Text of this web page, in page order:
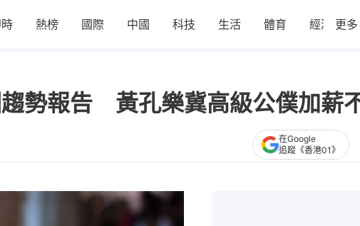
熱榜 國際 中國 科技 生活 體育 經濟 更多
趨勢報告 黃孔樂冀高級公僕加薪
在Google
追蹤《香港01》